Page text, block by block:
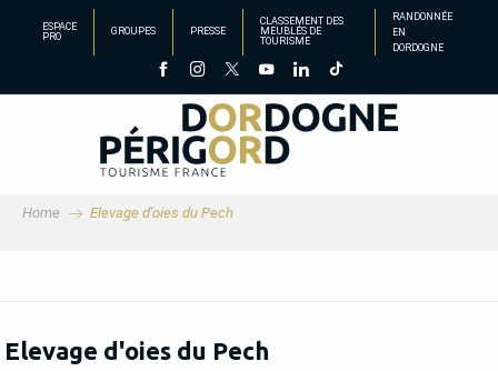
principal
ESPACE
PRO
GROUPES PRESSE
CLASSEMENT DES
MEUBLÉS DE
TOURISME
RANDONNÉE
EN
DORDOGNE
Home Elevage d'oies du Pech
Elevage d'oies du Pech